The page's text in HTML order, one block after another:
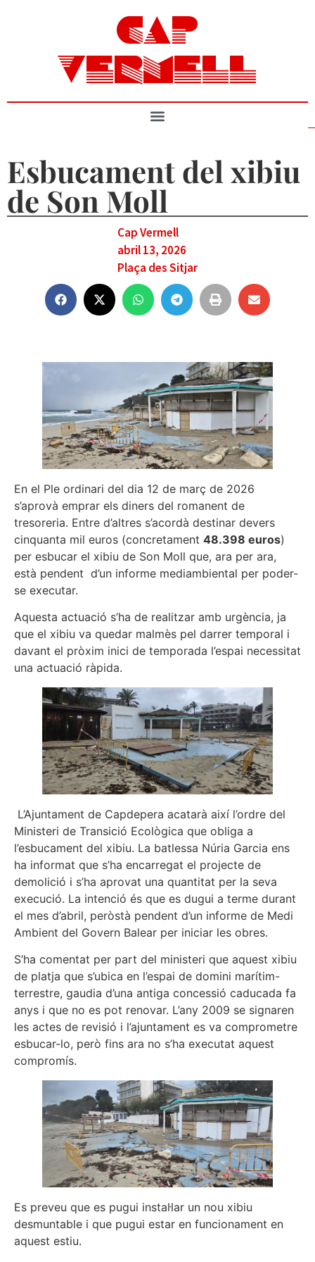
CAP
VERMELL
Esbucament del xibiu
de Son Moll
Cap Vermell
abril 13, 2026
Plaça des Sitjar
En el Ple ordinari del dia 12 de març de 2026
s’aprovà emprar els diners del romanent de
tresoreria. Entre d’altres s’acordà destinar devers
cinquanta mil euros (concretament 48.398 euros)
per esbucar el xibiu de Son Moll que, ara per ara,
està pendent d’un informe mediambiental per poder-
se executar.
Aquesta actuació s’ha de realitzar amb urgència, ja
que el xibiu va quedar malmès pel darrer temporal i
davant el pròxim inici de temporada l’espai necessitat
una actuació ràpida.
L’Ajuntament de Capdepera acatarà així l’ordre del
Ministeri de Transició Ecològica que obliga a
l’esbucament del xibiu. La batlessa Núria Garcia ens
ha informat que s’ha encarregat el projecte de
demolició i s’ha aprovat una quantitat per la seva
execució. La intenció és que es dugui a terme durant
el mes d’abril, peròstà pendent d’un informe de Medi
Ambient del Govern Balear per iniciar les obres.
S’ha comentat per part del ministeri que aquest xibiu
de platja que s’ubica en l’espai de domini marítim-
terrestre, gaudia d’una antiga concessió caducada fa
anys i que no es pot renovar. L’any 2009 se signaren
les actes de revisió i l’ajuntament es va comprometre
esbucar-lo, però fins ara no s’ha executat aquest
compromís.
Es preveu que es pugui instal·lar un nou xibiu
desmuntable i que pugui estar en funcionament en
aquest estiu.